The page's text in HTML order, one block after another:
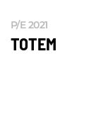
P/E 2021
TOTEM